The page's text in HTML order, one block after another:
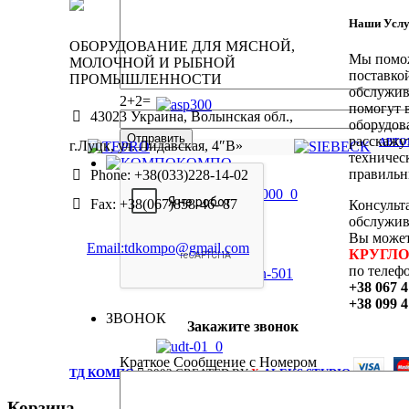
2+2=
ЗВОНОК
Закажите звонок
Краткое Сообщение с Номером
КОМПО
ОБОРУДОВАНИЕ ДЛЯ МЯСНОЙ,
МОЛОЧНОЙ И РЫБНОЙ
ПРОМЫШЛЕННОСТИ
43023 Украина, Волынская обл.,
г.Луцк, ул. Лидавская, 4″В»
Phone: +38(033)228-14-02
Fax: +38(067)858-46- 87
Email:tdkompo@gmail.com
Наши
Мы
помогут
Вы
по
+38 067
+38 099
ТД КОМПО 2003 CREATED BYX-ALEKS STUDIO